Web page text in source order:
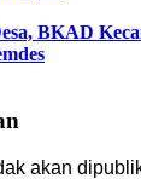
BKAD
akan